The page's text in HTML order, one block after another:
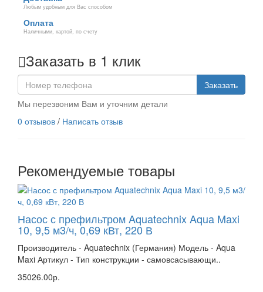
Любым удобным для Вас способом
Оплата
Наличными, картой, по счету
Заказать в 1 клик
Заказать
Мы перезвоним Вам и уточним детали
0 отзывов / Написать отзыв
Рекомендуемые товары
Насос с префильтром Aquatechnix Aqua Maxi
10, 9,5 м3/ч, 0,69 кВт, 220 В
Производитель - Aquatechnix (Германия) Модель - Aqua
Maxi Артикул - Тип конструкции - самовсасывающи..
35026.00р.